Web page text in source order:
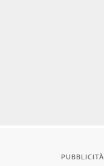
PUBBLICITÀ